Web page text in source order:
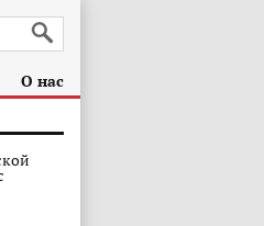
О нас